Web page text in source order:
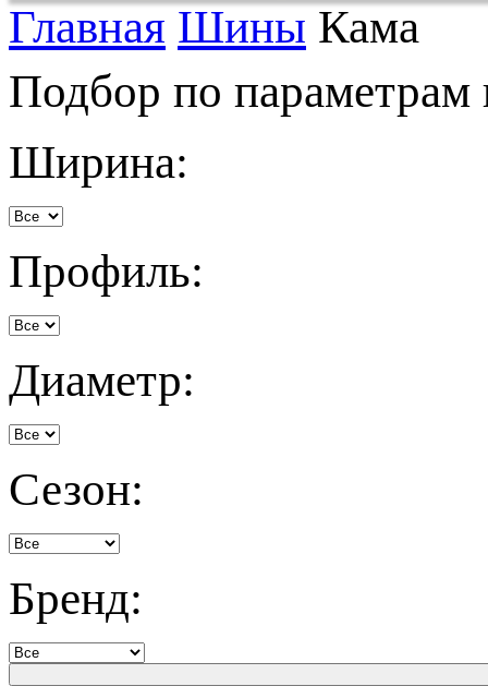
Главная Шины Кама
Подбор по
Ширина:
Профиль:
Диаметр:
Сезон:
Бренд: